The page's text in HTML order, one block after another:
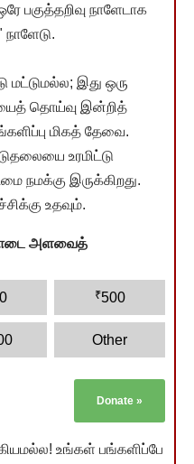
பகுத்தறிவு நாளேடாக
நாளேடு.
மட்டுமல்ல; இது ஒரு
தொய்வு இன்றித்
மிகத் தேவை.
உரமிட்டு
நமக்கு இருக்கிறது.
உதவும்.
அளவைத்
₹500
Other
Donate »
உங்கள் பங்களிப்பே